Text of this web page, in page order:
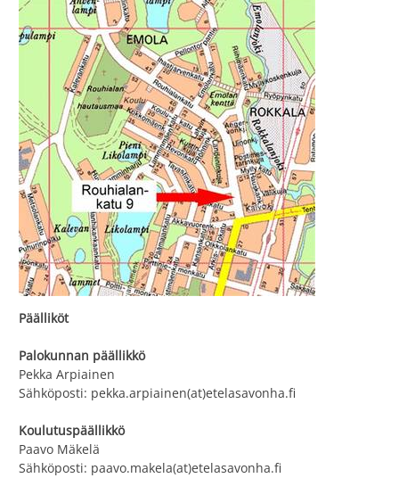
Päälliköt
Palokunnan päällikkö
Pekka Arpiainen
Sähköposti: pekka.arpiainen(at)etelasavonha.fi
Koulutuspäällikkö
Paavo Mäkelä
Sähköposti: paavo.makela(at)etelasavonha.fi